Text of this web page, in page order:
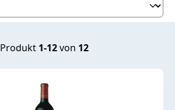
Produkt 1-12von 12